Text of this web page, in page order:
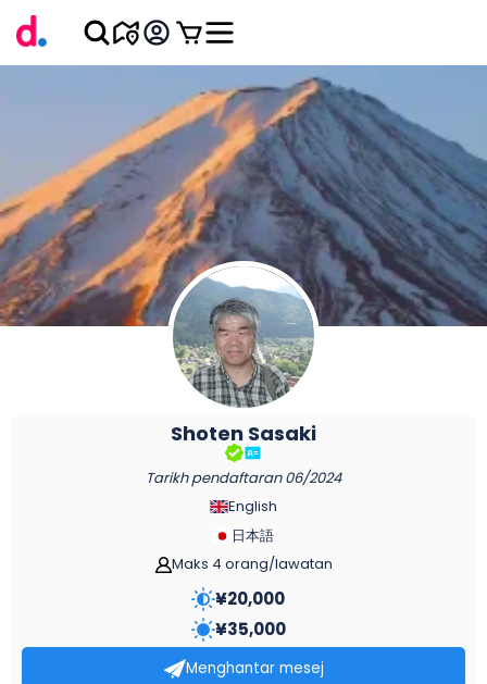
Shoten Sasaki
Tarikh pendaftaran 06/2024
English
日本語
Maks 4 orang/lawatan
¥20,000
¥35,000
Menghantar mesej